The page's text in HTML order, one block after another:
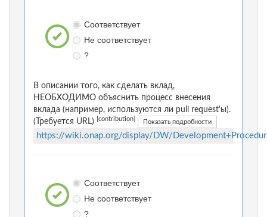
Соответствует
Не соответствует
?
В описании того, как сделать вклад,
НЕОБХОДИМО объяснить процесс внесения
вклада (например, используются ли pull request'ы).
(Требуется URL)
[contribution] Показать подробности
https://wiki.onap.org/display/DW/
Соответствует
Не соответствует
?